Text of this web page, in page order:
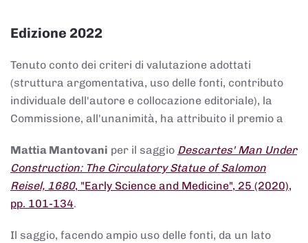
Edizione 2022
Tenuto conto dei criteri di valutazione adottati
(struttura argomentativa, uso delle fonti, contributo
individuale dell'autore e collocazione editoriale), la
Commissione, all'unanimità, ha attribuito il premio a
Mattia Mantovani per il saggio Descartes' Man Under
Construction: The Circulatory Statue of Salomon
Reisel, 1680, "Early Science and Medicine", 25 (2020),
pp. 101-134.
Il saggio, facendo ampio uso delle fonti, da un lato